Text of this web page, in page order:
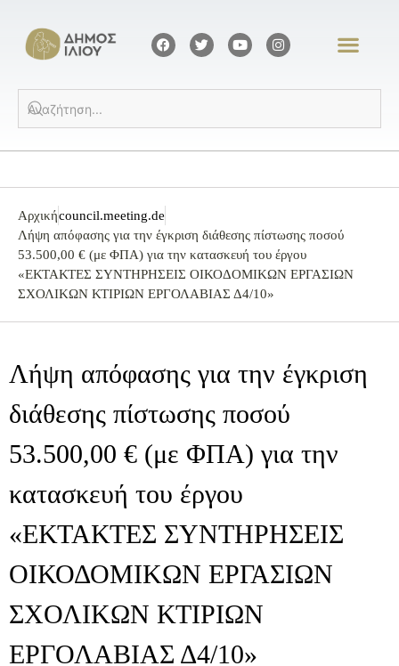
Αρχικήcouncil.meeting.de
Λήψη απόφασης για την έγκριση διάθεσης πίστωσης ποσού
53.500,00 € (με ΦΠΑ) για την κατασκευή του έργου
«ΕΚΤΑΚΤΕΣ ΣΥΝΤΗΡΗΣΕΙΣ ΟΙΚΟΔΟΜΙΚΩΝ ΕΡΓΑΣΙΩΝ
ΣΧΟΛΙΚΩΝ ΚΤΙΡΙΩΝ ΕΡΓΟΛΑΒΙΑΣ Δ4/10»
Λήψη απόφασης για την έγκριση
διάθεσης πίστωσης ποσού
53.500,00 € (με ΦΠΑ) για την
κατασκευή του έργου
«ΕΚΤΑΚΤΕΣ ΣΥΝΤΗΡΗΣΕΙΣ
ΟΙΚΟΔΟΜΙΚΩΝ ΕΡΓΑΣΙΩΝ
ΣΧΟΛΙΚΩΝ ΚΤΙΡΙΩΝ
ΕΡΓΟΛΑΒΙΑΣ Δ4/10»